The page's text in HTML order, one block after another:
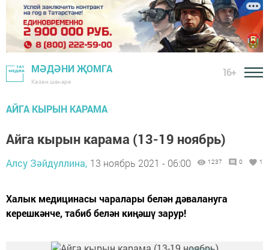
МӘДӘНИ ҖОМГА
Казан шәһәре
16+
АЙГА КЫРЫН КАРАМА
Айга кырын карама (13-19 ноябрь)
Алсу Зәйдуллина, 13 ноябрь 2021 - 06:00 1237 0 1
Халык медицинасы чаралары белән дәвалануга
керешкәнче, табиб белән киңәшү зарур!